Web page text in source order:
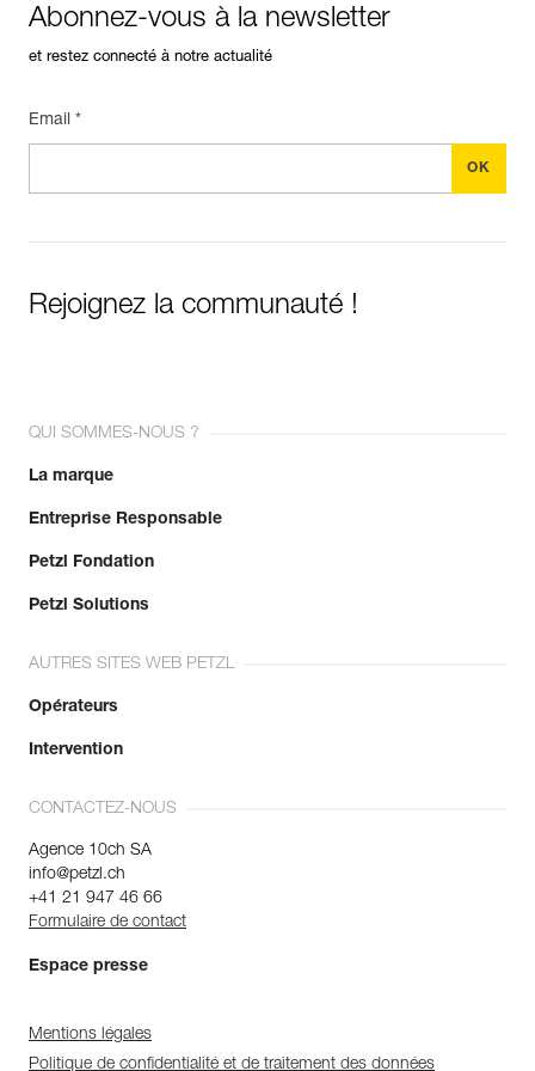
Abonnez-vous à la newsletter
et restez connecté à notre actualité
Email *
Rejoignez la communauté !
QUI SOMMES-NOUS ?
La marque
Entreprise Responsable
Petzl Fondation
Petzl Solutions
AUTRES SITES WEB PETZL
Opérateurs
Intervention
CONTACTEZ-NOUS
Agence 10ch SA
info@petzl.ch
+41 21 947 46 66
Formulaire de contact
Espace presse
Mentions légales
Politique de confidentialité et de traitement des données